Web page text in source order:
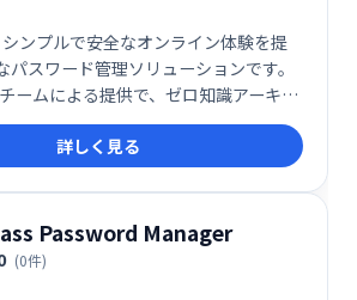
ンプルで安全なオンライン体験を提
パスワード管理ソリューションです。
ームによる提供で、ゼロ知識アーキテ
パーティセキュリティ監査、2要素認
セキュリティ機能を備えています。あ
で安全にパスワードを管理し、複雑な
単に生成・保存できます。より安心で
ライフを実現しましょう。
詳しく見る
Password Manager
(0件)